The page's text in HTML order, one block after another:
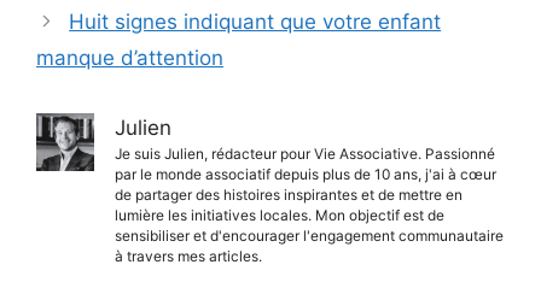
Huit signes indiquant que votre enfant
manque d’attention
Julien
Je suis Julien, rédacteur pour Vie Associative. Passionné
par le monde associatif depuis plus de 10 ans, j'ai à cœur
de partager des histoires inspirantes et de mettre en
lumière les initiatives locales. Mon objectif est de
sensibiliser et d'encourager l'engagement communautaire
à travers mes articles.